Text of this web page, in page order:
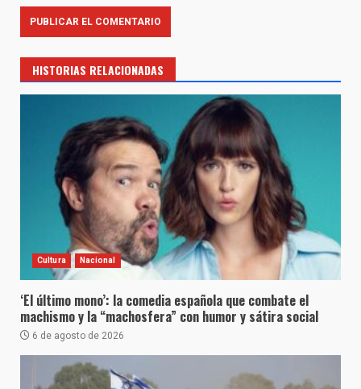
HISTORIAS RELACIONADAS
Cultura Nacional
‘El último mono’: la comedia española que combate el
machismo y la “machosfera” con humor y sátira social
6 de agosto de 2026